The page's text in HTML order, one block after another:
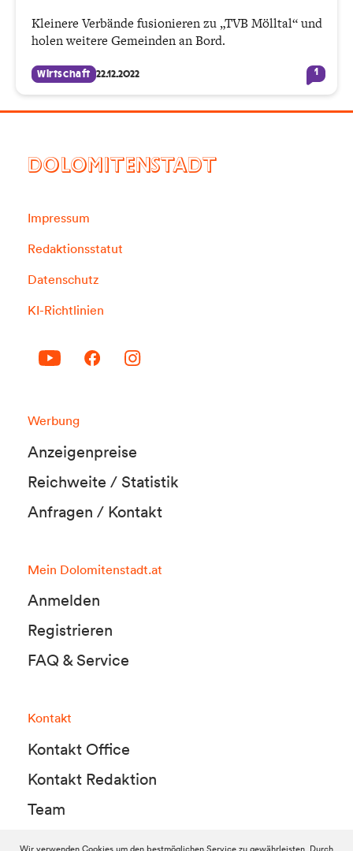
Kleinere Verbände fusionieren zu „TVB Mölltal“ und
holen weitere Gemeinden an Bord.
Wirtschaft 22.12.2022 1
DOLOMITENSTADT
Impressum
Redaktionsstatut
Datenschutz
KI-Richtlinien
Werbung
Anzeigenpreise
Reichweite / Statistik
Anfragen / Kontakt
Mein Dolomitenstadt.at
Anmelden
Registrieren
FAQ & Service
Kontakt
Kontakt Office
Kontakt Redaktion
Team